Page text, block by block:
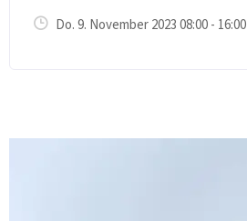
Do. 9. November 2023 08:00 - 16:00